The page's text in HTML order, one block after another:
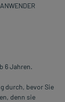
6 Jahren.
durch, bevor Sie
denn sie